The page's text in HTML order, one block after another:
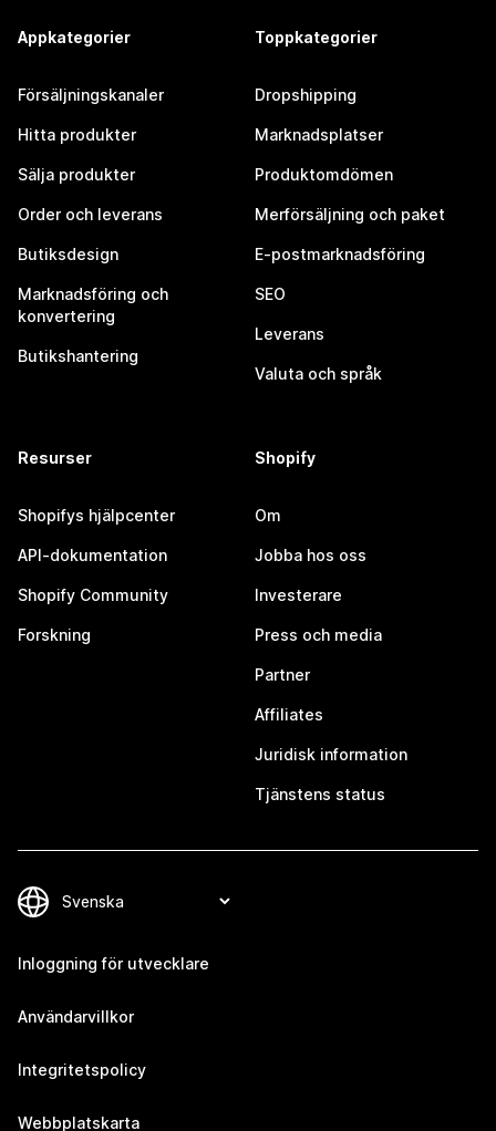
Appkategorier
Försäljningskanaler
Hitta produkter
Sälja produkter
Order och leverans
Butiksdesign
Marknadsföring och
konvertering
Butikshantering
Toppkategorier
Dropshipping
Marknadsplatser
Produktomdömen
Merförsäljning och paket
E-postmarknadsföring
SEO
Leverans
Valuta och språk
Resurser
Shopifys hjälpcenter
API-dokumentation
Shopify Community
Forskning
Shopify
Om
Jobba hos oss
Investerare
Press och media
Partner
Affiliates
Juridisk information
Tjänstens status
Inloggning för utvecklare
Användarvillkor
Integritetspolicy
Webbplatskarta